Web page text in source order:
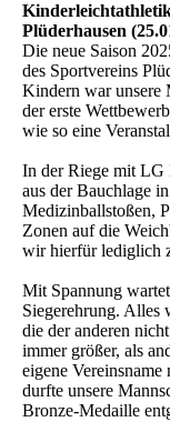
Plüderhausen
Die neue Saison
des Sportvereins
Kindern war unsere
der erste
wie so eine
In der Riege mit LG
aus der Bauchlage
Medizinballstoßen,
Zonen auf die
wir hierfür lediglich
Mit Spannung
Siegerehrung. Alles
die der anderen
immer größer, als
eigene
durfte unsere
Bronze-Medaille